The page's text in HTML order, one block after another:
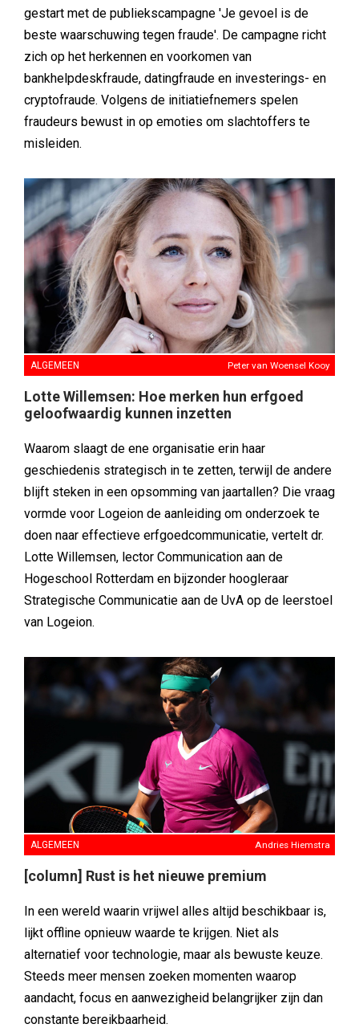
gestart met de publiekscampagne 'Je gevoel is de
beste waarschuwing tegen fraude'. De campagne richt
zich op het herkennen en voorkomen van
bankhelpdeskfraude, datingfraude en investerings- en
cryptofraude. Volgens de initiatiefnemers spelen
fraudeurs bewust in op emoties om slachtoffers te
misleiden.
ALGEMEEN Peter van Woensel Kooy
Lotte Willemsen: Hoe merken hun erfgoed
geloofwaardig kunnen inzetten
Waarom slaagt de ene organisatie erin haar
geschiedenis strategisch in te zetten, terwijl de andere
blijft steken in een opsomming van jaartallen? Die vraag
vormde voor Logeion de aanleiding om onderzoek te
doen naar effectieve erfgoedcommunicatie, vertelt dr.
Lotte Willemsen, lector Communication aan de
Hogeschool Rotterdam en bijzonder hoogleraar
Strategische Communicatie aan de UvA op de leerstoel
van Logeion.
ALGEMEEN Andries Hiemstra
[column] Rust is het nieuwe premium
In een wereld waarin vrijwel alles altijd beschikbaar is,
lijkt offline opnieuw waarde te krijgen. Niet als
alternatief voor technologie, maar als bewuste keuze.
Steeds meer mensen zoeken momenten waarop
aandacht, focus en aanwezigheid belangrijker zijn dan
constante bereikbaarheid.